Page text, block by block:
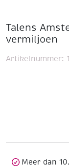
Talens
vermiljoen
Artikelnummer:
Meer dan